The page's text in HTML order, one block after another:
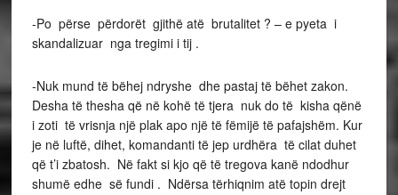
-Po përse përdorët gjithë atë brutalitet ? – e pyeta i
skandalizuar nga tregimi i tij .
-Nuk mund të bëhej ndryshe dhe pastaj të bëhet zakon.
Desha të thesha që në kohë të tjera nuk do të kisha qënë
i zoti të vrisnja një plak apo një të fëmijë të pafajshëm. Kur
je në luftë, dihet, komandanti të jep urdhëra të cilat duhet
që t’i zbatosh. Në fakt si kjo që të tregova kanë ndodhur
shumë edhe së fundi . Ndërsa tërhiqnim atë topin drejt